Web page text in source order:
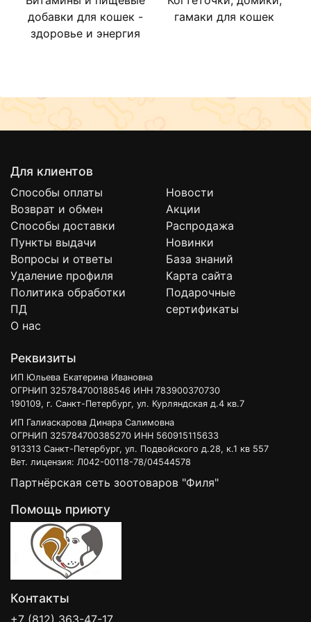
Минеральные вещества: кальций, фосфор
виноградных косточек (природный антиоксидант),
Рекомендуется один раз в сутки не менее 30 дней
- кошки менее 4 кг - 1 таблетка
- кошки более 4 кг - 2 таблетки
добавки для кошек -
здоровье и энергия
гамаки для кошек
Для клиентов
Способы оплаты
Возврат и обмен
Способы доставки
Пункты выдачи
Вопросы и ответы
Удаление профиля
Политика обработки
ПД
О нас
Новости
Акции
Распродажа
Новинки
База знаний
Карта сайта
Подарочные
сертификаты
Реквизиты
ИП Юльева Екатерина Ивановна
ОГРНИП 325784700188546 ИНН 783900370730
190109, г. Санкт-Петербург, ул. Курляндская д.4 кв.7
ИП Галиаскарова Динара Салимовна
ОГРНИП 325784700385270 ИНН 560915115633
913313 Санкт-Петербург, ул. Подвойского д.28, к.1 кв 557
Вет. лицензия: Л042-00118-78/04544578
Партнёрская сеть зоотоваров "Филя"
Помощь приюту
Контакты